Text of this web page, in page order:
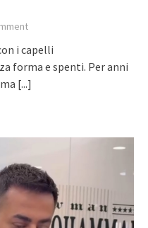
i capelli
forma e spenti. Per anni
[...]